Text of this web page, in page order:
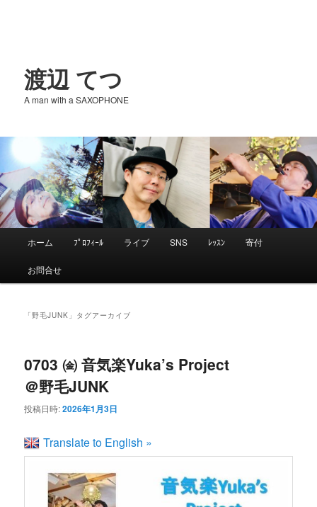
渡辺 てつ
A man with a SAXOPHONE
メ
イ
ン
コ
ン
テ
ン
サ
ブ
コ
ン
テ
ン
ツ
ホーム ﾌﾟﾛﾌｨｰﾙ ライブ SNS ﾚｯｽﾝ 寄付
お問合せ
「野毛JUNK 」タグアーカイブ
0703 ㈮ 音気楽Yuka’s Project
＠野毛JUNK
投稿日時:2026年1月3日
Translate to English »